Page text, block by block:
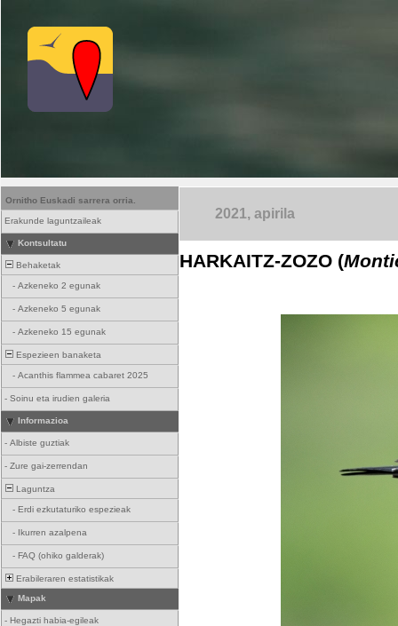
Ornitho Euskadi sarrera orria.
Erakunde laguntzaileak
Kontsultatu
Behaketak
- Azkeneko 2 egunak
- Azkeneko 5 egunak
- Azkeneko 15 egunak
Espezieen banaketa
- Acanthis flammea cabaret 2025
- Soinu eta irudien galeria
Informazioa
- Albiste guztiak
- Zure gai-zerrendan
Laguntza
- Erdi ezkutaturiko espezieak
- Ikurren azalpena
- FAQ (ohiko galderak)
Erabileraren estatistikak
Mapak
- Hegazti habia-egileak
2021, apirila
HARKAITZ-ZOZO (